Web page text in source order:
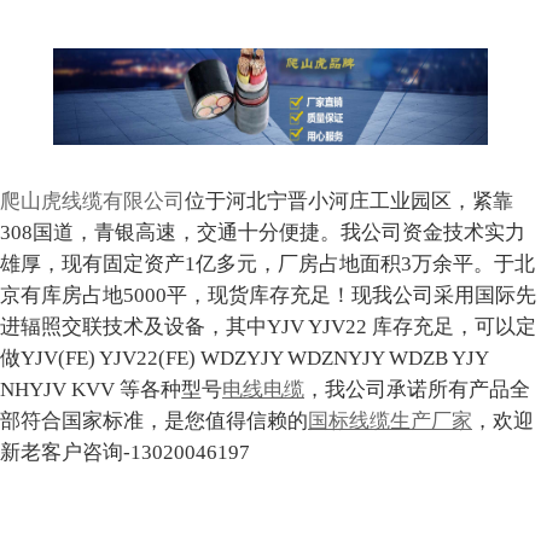
爬山虎线缆有限公司 位于河北宁晋小河庄工业园区，紧靠
308国道，青银高速，交通十分便捷。我公司资金技术实力
雄厚，现有固定资产1亿多元，厂房占地面积3万余平。于北
京有库房占地5000平，现货库存充足！现我公司采用国际先
进辐照交联技术及设备，其中YJV YJV22 库存充足，可以定
做YJV(FE) YJV22(FE) WDZYJY WDZNYJY WDZB YJY
NHYJV KVV 等各种型号电线电缆 ，我公司承诺所有产品全
部符合国家标准，是您值得信赖的国标线缆生产厂家 ，欢迎
新老客户咨询-13020046197